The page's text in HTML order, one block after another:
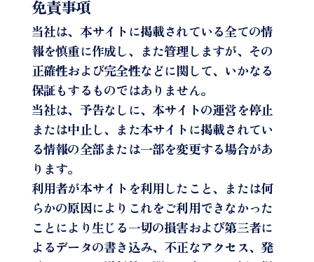
免責事項
当社は、本サイトに掲載されている全ての情
報を慎重に作成し、また管理しますが、その
正確性および完全性などに関して、いかなる
保証もするものではありません。
当社は、予告なしに、本サイトの運営を停止
または中止し、また本サイトに掲載されてい
る情報の全部または一部を変更する場合があ
ります。
利用者が本サイトを利用したこと、または何
らかの原因によりこれをご利用できなかった
ことにより生じる一切の損害および第三者に
よるデータの書き込み、不正なアクセス、発